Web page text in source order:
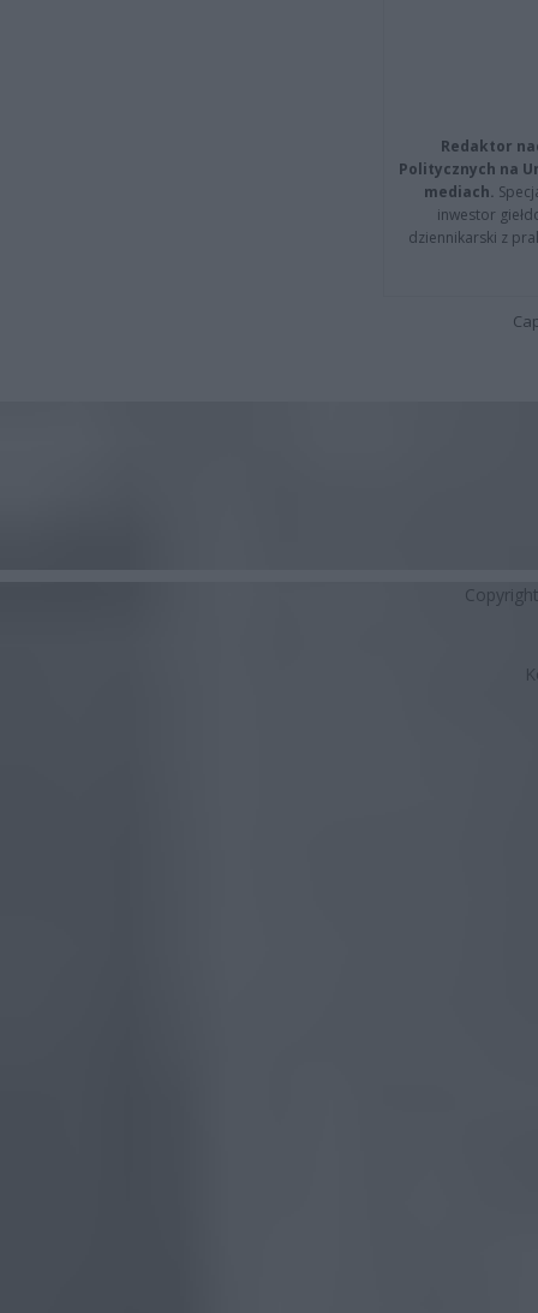
Redaktor
Politycznych na
mediach.
inwestor
dziennikarski z